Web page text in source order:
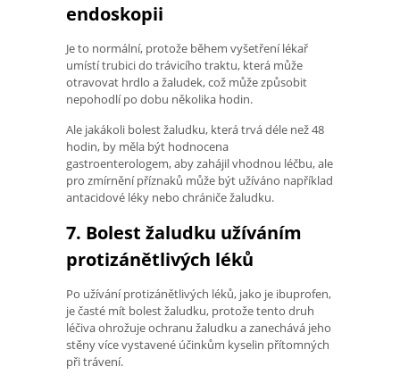
endoskopii
Je to normální, protože během vyšetření lékař
umístí trubici do trávicího traktu, která může
otravovat hrdlo a žaludek, což může způsobit
nepohodlí po dobu několika hodin.
Ale jakákoli bolest žaludku, která trvá déle než 48
hodin, by měla být hodnocena
gastroenterologem, aby zahájil vhodnou léčbu, ale
pro zmírnění příznaků může být užíváno například
antacidové léky nebo chrániče žaludku.
7. Bolest žaludku užíváním
protizánětlivých léků
Po užívání protizánětlivých léků, jako je ibuprofen,
je časté mít bolest žaludku, protože tento druh
léčiva ohrožuje ochranu žaludku a zanechává jeho
stěny více vystavené účinkům kyselin přítomných
při trávení.